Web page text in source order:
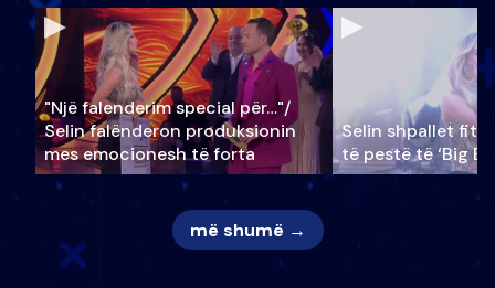
"Një falenderim special për…"/
Selin falënderon produksionin
mes emocionesh të forta
Selin shpallet
të pestë të ‘Big
më shumë →